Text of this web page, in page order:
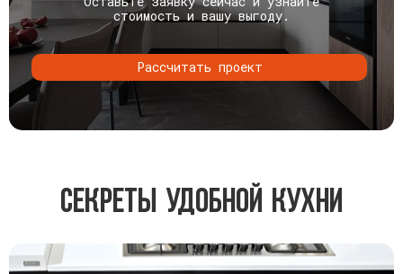
стоимость и вашу выгоду.
Раcсчитать проект
Секреты удобной кухни